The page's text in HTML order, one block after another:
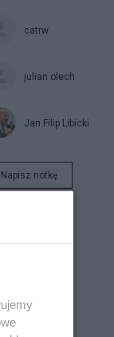
catrw
julian olech
Jan Filip Libicki
Napisz notkę